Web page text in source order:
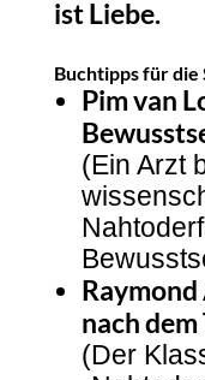
ist Liebe.
Buchtipps für die
Pim van
(Ein Arzt
Raymond
nach dem
(Der